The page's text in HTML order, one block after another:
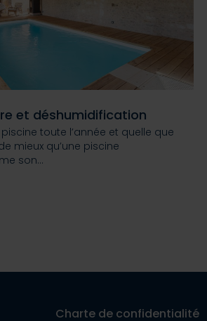
et déshumidification
toute l’année et quelle que
mieux qu’une piscine
son…
Charte de confidentialité